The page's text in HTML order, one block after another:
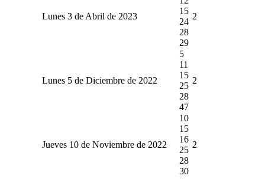
Lunes 3 de Abril de 2023
15
24
28
29
2
Lunes 5 de Diciembre de 2022
5
11
15
25
28
47
2
Jueves 10 de Noviembre de 2022
10
15
16
25
28
30
2